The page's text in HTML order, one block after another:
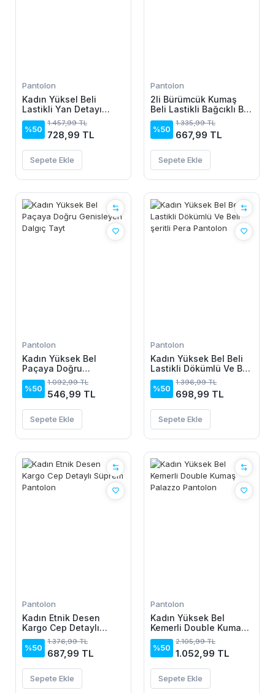
Pantolon
Kadın Yüksel Beli
Lastikli Yan Detayı
çiçek Desenli Pantolon
%50
1.457,99 TL
728,99 TL
Sepete Ekle
Pantolon
2li Bürümcük Kumaş
Beli Lastikli Bağcıklı Bol
Paça Pantolon -
Beyaz/Vizon
%50
1.335,99 TL
667,99 TL
Sepete Ekle
Pantolon
Kadın Yüksek Bel
Paçaya Doğru
Genisleyen Dalgıç Tayt
%50
1.092,99 TL
546,99 TL
Sepete Ekle
Pantolon
Kadın Yüksek Bel Beli
Lastikli Dökümlü Ve Beli
şeritli Pera Pantolon
%50
1.396,99 TL
698,99 TL
Sepete Ekle
Pantolon
Kadın Etnik Desen
Kargo Cep Detaylı
Süprem Pantolon
%50
1.376,99 TL
687,99 TL
Sepete Ekle
Pantolon
Kadın Yüksek Bel
Kemerli Double Kumaş
Palazzo Pantolon
%50
2.105,99 TL
1.052,99 TL
Sepete Ekle